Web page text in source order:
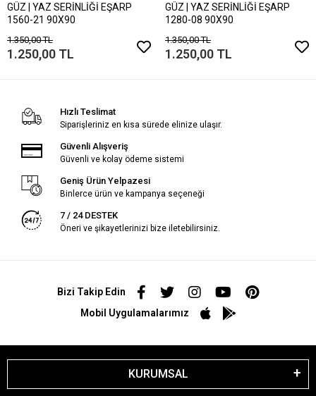
GÜZ | YAZ SERİNLİĞİ EŞARP
1560-21 90X90
1.350,00 TL
1.250,00 TL
GÜZ | YAZ SERİNLİĞİ EŞARP
1280-08 90X90
1.350,00 TL
1.250,00 TL
Hızlı Teslimat
Siparişleriniz en kısa sürede elinize ulaşır.
Güvenli Alışveriş
Güvenli ve kolay ödeme sistemi
Geniş Ürün Yelpazesi
Binlerce ürün ve kampanya seçeneği
7 / 24 DESTEK
Öneri ve şikayetlerinizi bize iletebilirsiniz.
Bizi Takip Edin
Mobil Uygulamalarımız
KURUMSAL